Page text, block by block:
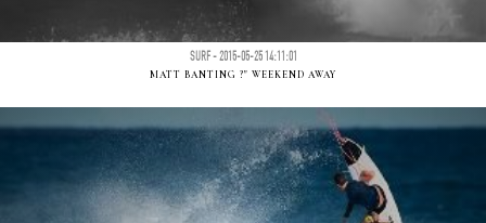
SURF - 2015-05-25 14:11:01
MATT BANTING ?" WEEKEND AWAY